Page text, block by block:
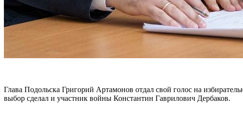
Глава Подольска Григорий Артамонов отдал свой голос на
выбор сделал и участник войны Константин Гаврилович Дербаков.